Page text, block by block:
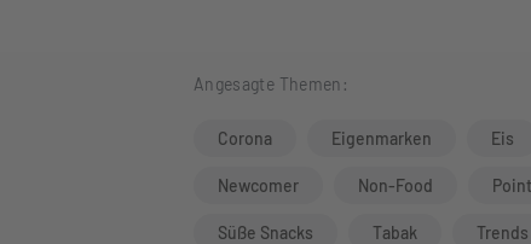
Angesagte Themen:
Corona Eigenmarken Eis
Newcomer Non-Food
Süße Snacks Tabak Trends